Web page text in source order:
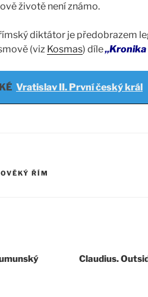
životě není známo.
diktátor je předobrazem
(viz Kosmas) díle„Kronika
Vratislav II. První český král
ŘÍM
Claudius.